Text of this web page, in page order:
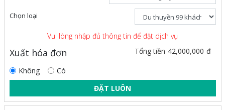
Chọn loại
Vui lòng nhập đủ thông tin để đặt dịch vụ
Tổng tiền 42,000,000 đ
Xuất hóa đơn
Không
Có
ĐẶT LUÔN